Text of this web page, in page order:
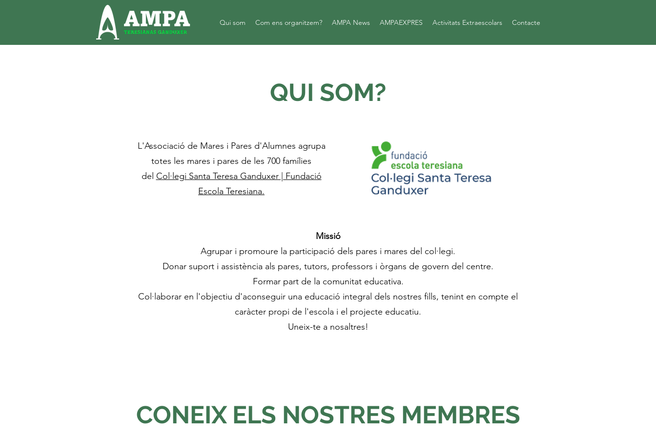
Qui som Com ens organitzem? AMPA News AMPAEXPRES Activitats Extraescolars Contacte
QUI SOM?
L'Associació de Mares i Pares d'Alumnes agrupa
totes les mares i pares de les 700 famílies
del Col·legi Santa Teresa Ganduxer | Fundació
Escola Teresiana.
Missió
Agrupar i promoure la participació dels pares i mares del col·legi.
Donar suport i assistència als pares, tutors, professors i òrgans de govern del centre.
Formar part de la comunitat educativa.
Col·laborar en l'objectiu d'aconseguir una educació integral dels nostres fills, tenint en compte el
caràcter propi de l'escola i el projecte educatiu.
Uneix-te a nosaltres!
CONEIX ELS NOSTRES MEMBRES